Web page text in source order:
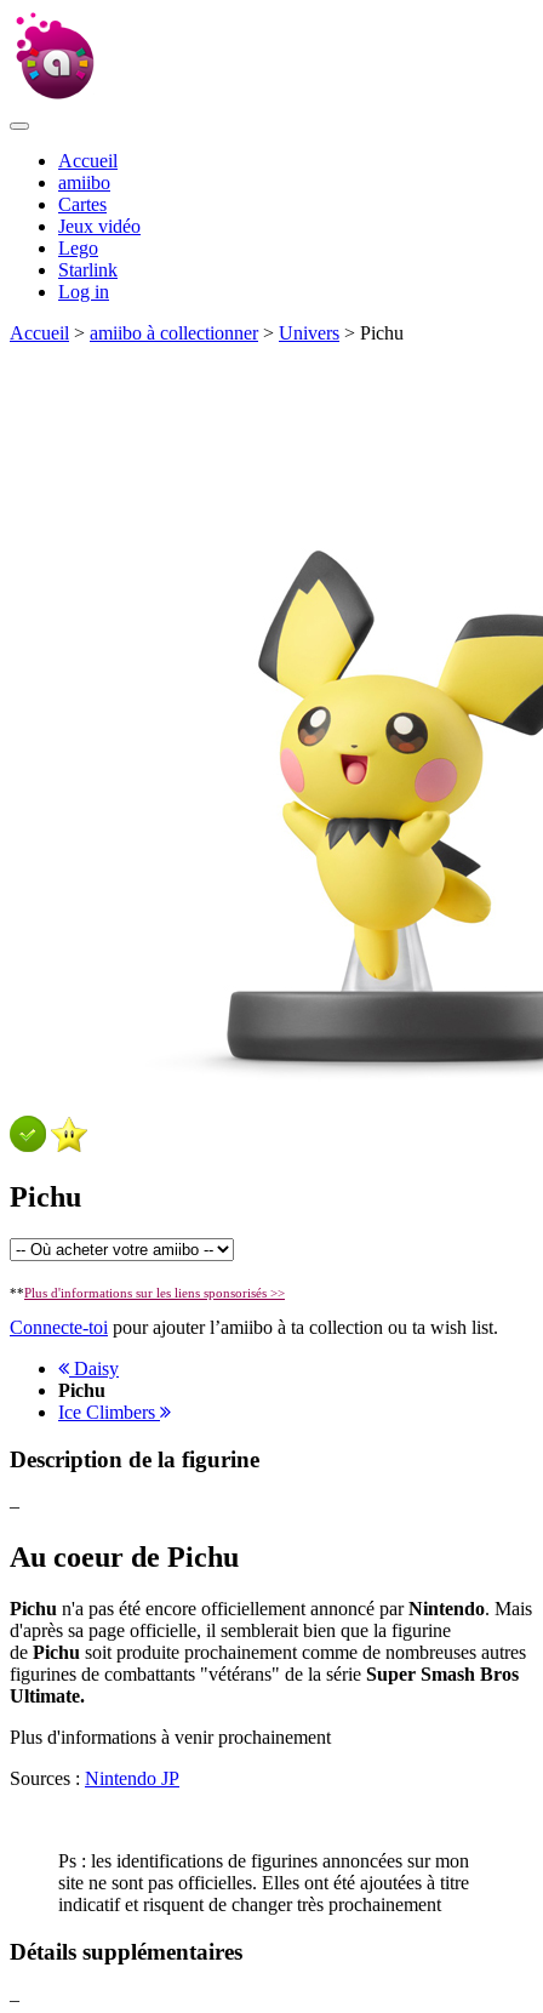
Accueil
amiibo
Cartes
Jeux vidéo
Lego
Starlink
Log in
Accueil > amiibo à collectionner> Univers > Pichu
Pichu
**Plus d'informations sur les liens sponsorisés >>
Connecte-toi pour ajouter l’amiibo à ta collection ou ta wish list.
Daisy
Pichu
Ice Climbers
Description de la figurine
–
Au coeur de Pichu
Pichu n'a pas été encore officiellement annoncé parNintendo. Mais
d'après sa page officielle, il semblerait bien que la figurine
de Pichu soit produite prochainement comme de nombreuses autres
figurines de combattants "vétérans" de la série Super Smash Bros
Ultimate.
Plus d'informations à venir prochainement
Sources : Nintendo JP
Ps : les identifications de figurines annoncées sur mon
site ne sont pas officielles. Elles ont été ajoutées à titre
indicatif et risquent de changer très prochainement
Détails supplémentaires
–